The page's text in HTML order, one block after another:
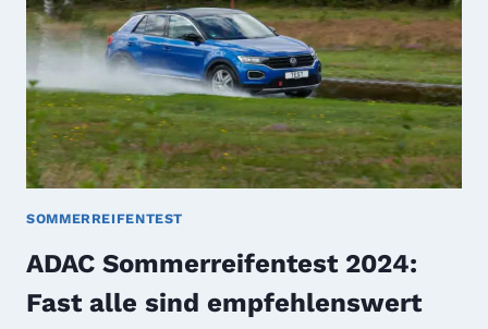
M
E
R
E
I
F
E
N
T
S
SOMMERREIFENTEST
ADAC Sommerreifentest 2024:
Fast alle sind empfehlenswert